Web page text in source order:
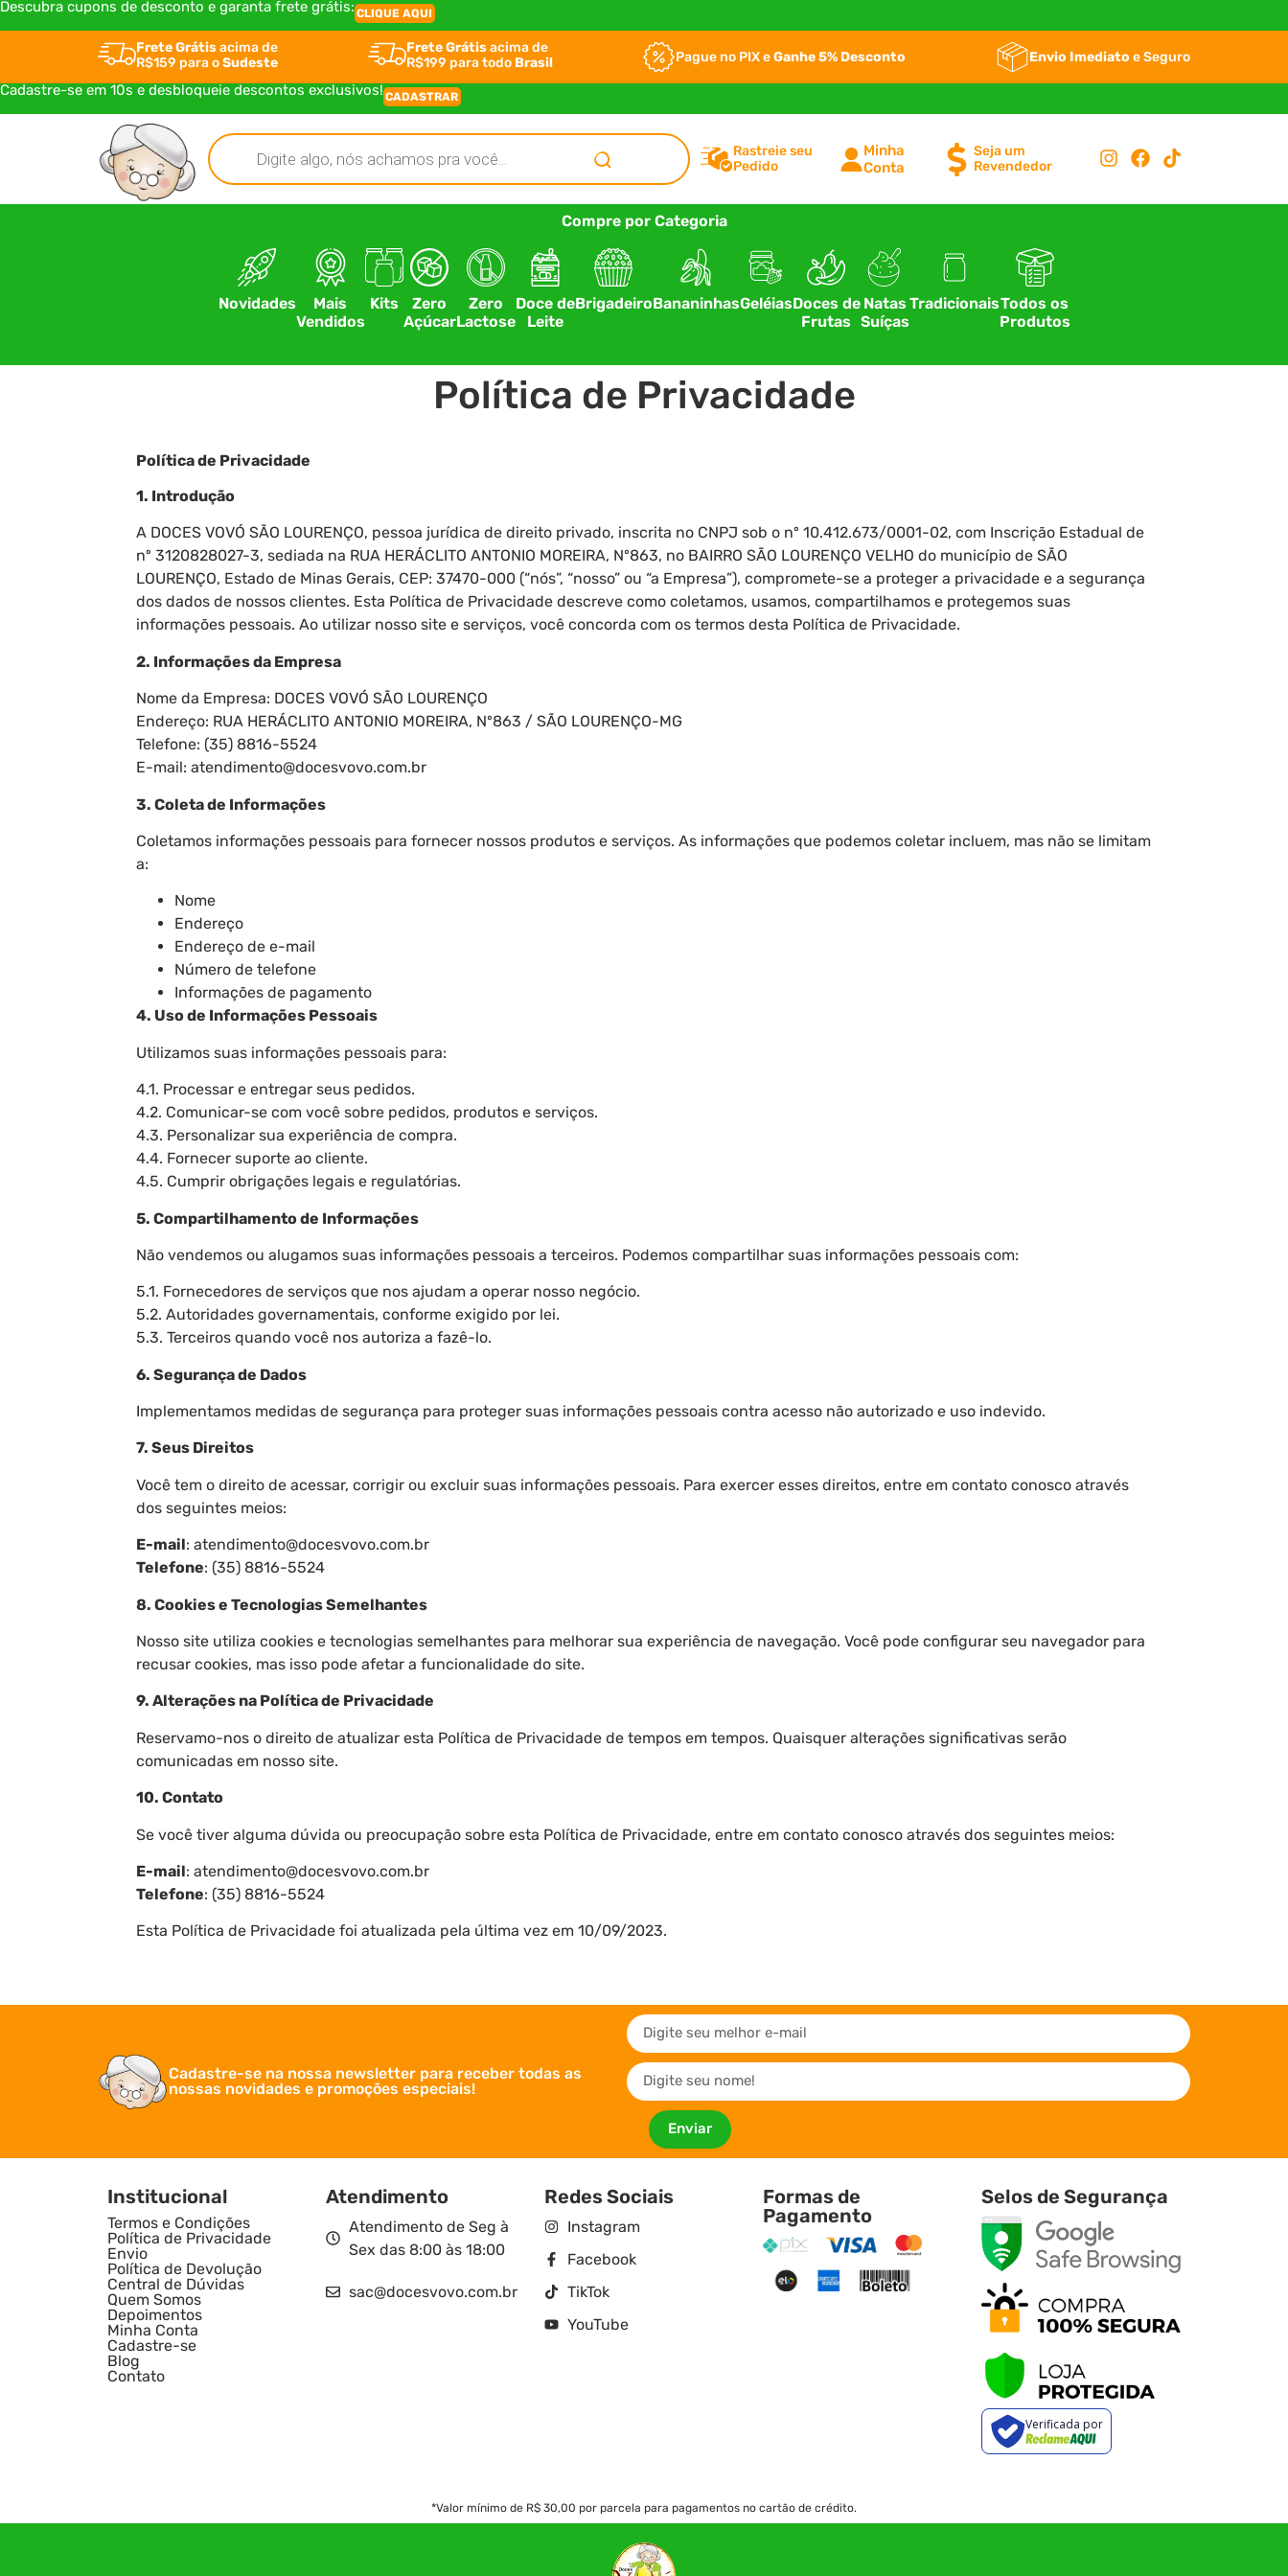
Descubra cupons de desconto e garanta frete grátis: CLIQUE AQUI
Frete Grátisacima de
R$159 para oSudeste
Frete Grátisacima de
R$199 para todo Brasil Pague no PIX eGanhe 5% Desconto Envio Imediato e Seguro
Cadastre-se em 10s e desbloqueie descontos exclusivos! CADASTRAR
Rastreie seu
Pedido
Minha
Conta
Seja um
Revendedor
Compre por Categoria
Novidades
Mais
Vendidos
Kits
Zero
Açúcar
Zero
Lactose
Doce de
Leite
BrigadeiroBananinhasGeléiasDoces de
Frutas
Natas
Suíças
TradicionaisTodos os
Produtos
Política de Privacidade
Política de Privacidade
1. Introdução
A DOCES VOVÓ SÃO LOURENÇO, pessoa jurídica de direito privado, inscrita no CNPJ sob o nº 10.412.673/0001-02, com Inscrição Estadual de
nº 3120828027-3, sediada na RUA HERÁCLITO ANTONIO MOREIRA, Nº863, no BAIRRO SÃO LOURENÇO VELHO do município de SÃO
LOURENÇO, Estado de Minas Gerais, CEP: 37470-000 (“nós”, “nosso” ou “a Empresa”), compromete-se a proteger a privacidade e a segurança
dos dados de nossos clientes. Esta Política de Privacidade descreve como coletamos, usamos, compartilhamos e protegemos suas
informações pessoais. Ao utilizar nosso site e serviços, você concorda com os termos desta Política de Privacidade.
2. Informações da Empresa
Nome da Empresa: DOCES VOVÓ SÃO LOURENÇO
Endereço: RUA HERÁCLITO ANTONIO MOREIRA, Nº863 / SÃO LOURENÇO-MG
Telefone: (35) 8816-5524
E-mail: atendimento@docesvovo.com.br
3. Coleta de Informações
Coletamos informações pessoais para fornecer nossos produtos e serviços. As informações que podemos coletar incluem, mas não se limitam
a:
Nome
Endereço
Endereço de e-mail
Número de telefone
Informações de pagamento
4. Uso de Informações Pessoais
Utilizamos suas informações pessoais para:
4.1. Processar e entregar seus pedidos.
4.2. Comunicar-se com você sobre pedidos, produtos e serviços.
4.3. Personalizar sua experiência de compra.
4.4. Fornecer suporte ao cliente.
4.5. Cumprir obrigações legais e regulatórias.
5. Compartilhamento de Informações
Não vendemos ou alugamos suas informações pessoais a terceiros. Podemos compartilhar suas informações pessoais com:
5.1. Fornecedores de serviços que nos ajudam a operar nosso negócio.
5.2. Autoridades governamentais, conforme exigido por lei.
5.3. Terceiros quando você nos autoriza a fazê-lo.
6. Segurança de Dados
Implementamos medidas de segurança para proteger suas informações pessoais contra acesso não autorizado e uso indevido.
7. Seus Direitos
Você tem o direito de acessar, corrigir ou excluir suas informações pessoais. Para exercer esses direitos, entre em contato conosco através
dos seguintes meios:
E-mail: atendimento@docesvovo.com.br
Telefone: (35) 8816-5524
8. Cookies e Tecnologias Semelhantes
Nosso site utiliza cookies e tecnologias semelhantes para melhorar sua experiência de navegação. Você pode configurar seu navegador para
recusar cookies, mas isso pode afetar a funcionalidade do site.
9. Alterações na Política de Privacidade
Reservamo-nos o direito de atualizar esta Política de Privacidade de tempos em tempos. Quaisquer alterações significativas serão
comunicadas em nosso site.
10. Contato
Se você tiver alguma dúvida ou preocupação sobre esta Política de Privacidade, entre em contato conosco através dos seguintes meios:
E-mail: atendimento@docesvovo.com.br
Telefone: (35) 8816-5524
Esta Política de Privacidade foi atualizada pela última vez em 10/09/2023.
Cadastre-se na nossa newsletter para receber todas as
nossas novidades e promoções especiais!
Enviar
Institucional
Termos e Condições
Política de Privacidade
Envio
Política de Devolução
Central de Dúvidas
Quem Somos
Depoimentos
Minha Conta
Cadastre-se
Blog
Contato
Atendimento
Atendimento de Seg à
Sex das 8:00 às 18:00
sac@docesvovo.com.br
Redes Sociais
Instagram
Facebook
TikTok
YouTube
Formas de
Pagamento
Selos de Segurança
Verificada por
*Valor mínimo de R$ 30,00 por parcela para pagamentos no cartão de crédito.